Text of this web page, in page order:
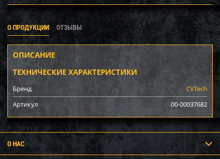
О ПРОДУКЦИИ ОТЗЫВЫ
ОПИСАНИЕ
ТЕХНИЧЕСКИЕ ХАРАКТЕРИСТИКИ
Бренд
CVTech
Артикул
00-00037682
О НАС